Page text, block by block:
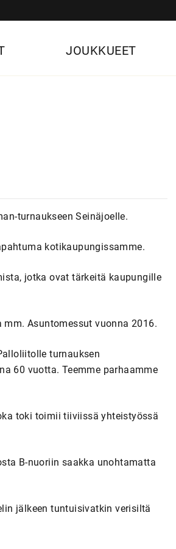
JOUKKUEET
turnaukseen Seinäjoelle.
kotikaupungissamme.
jotka ovat tärkeitä kaupungille
Asuntomessut vuonna 2016.
turnauksen
60 vuotta. Teemme parhaamme
toki toimii tiiviissä yhteistyössä
B-nuoriin saakka unohtamatta
jälkeen tuntuisivatkin verisiltä